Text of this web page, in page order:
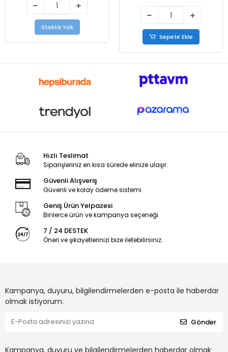
Stokta Yok
Sepete Ekle
Hızlı Teslimat
Siparişleriniz en kısa sürede elinize ulaşır.
Güvenli Alışveriş
Güvenli ve kolay ödeme sistemi
Geniş Ürün Yelpazesi
Binlerce ürün ve kampanya seçeneği
7 / 24 DESTEK
Öneri ve şikayetlerinizi bize iletebilirsiniz.
Kampanya, duyuru, bilgilendirmelerden e-posta ile haberdar
olmak istiyorum.
Gönder
Kampanya, duyuru ve bilgilendirmelerden haberdar olmak